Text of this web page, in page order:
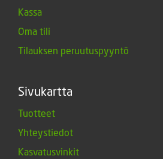
Kassa
Oma tili
Tilauksen peruutuspyyntö
Sivukartta
Tuotteet
Yhteystiedot
Kasvatusvinkit